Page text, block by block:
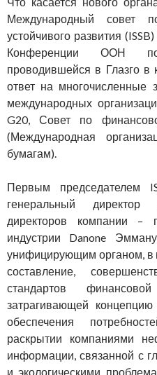
Международный совет
устойчивого развития
Конференции ООН
проводившейся в Глазго в
ответ на многочисленные
международных
G20, Совет по
(Международная
бумагам).
Первым председателем
генеральный
директоров компании –
индустрии Danone
унифицирующим органом, в
составление,
стандартов
затрагивающей концепцию
обеспечения
раскрытии компаниями
информации, связанной с
и экологическими